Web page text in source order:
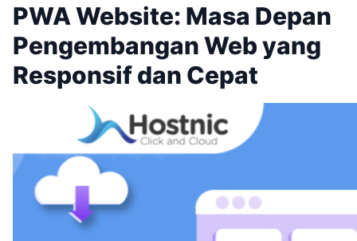
PWA Website: Masa Depan
Pengembangan Web yang
Responsif dan Cepat